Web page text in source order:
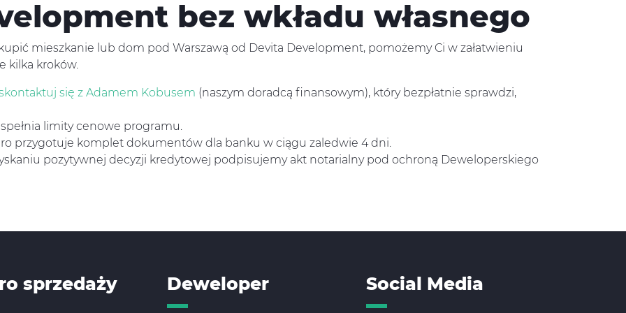
bez wkładu własnego
mieszkanie lub dom pod Warszawą od Devita Development, pomożemy Ci w załatwieniu
kilka kroków.
się z Adamem Kobusem (naszym doradcą finansowym), który bezpłatnie sprawdzi,
limity cenowe programu.
przygotuje komplet dokumentów dla banku w ciągu zaledwie 4 dni.
pozytywnej decyzji kredytowej podpisujemy akt notarialny pod ochroną Deweloperskiego
sprzedaży Deweloper Social Media